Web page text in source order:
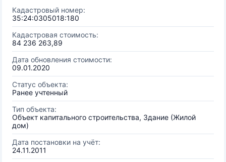
Кадастровый номер:
35:24:0305018:180
Кадастровая стоимость:
84 236 263,89
Дата обновления стоимости:
09.01.2020
Статус объекта:
Ранее учтенный
Тип объекта:
Объект капитального строительства, Здание (Жилой
дом)
Дата постановки на учёт:
24.11.2011